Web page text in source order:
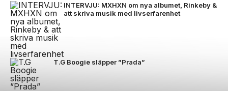
INTERVJU: MXHXN om nya albumet, Rinkeby &
att skriva musik med livserfarenhet
T.G Boogie släpper ”Prada”